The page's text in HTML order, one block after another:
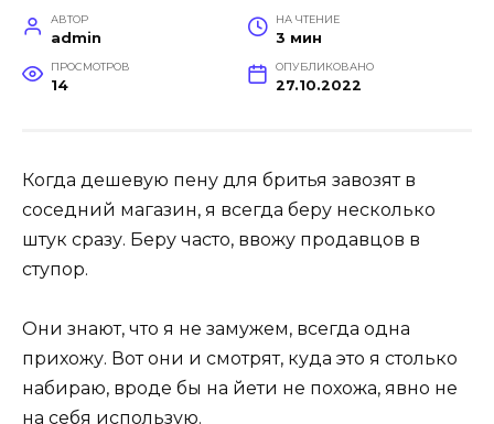
АВТОР
admin
НА ЧТЕНИЕ
3 мин
ПРОСМОТРОВ
14
ОПУБЛИКОВАНО
27.10.2022
Когда дешевую пену для бритья завозят в
соседний магазин, я всегда беру несколько
штук сразу. Беру часто, ввожу продавцов в
ступор.
Они знают, что я не замужем, всегда одна
прихожу. Вот они и смотрят, куда это я столько
набираю, вроде бы на йети не похожа, явно не
на себя использую.